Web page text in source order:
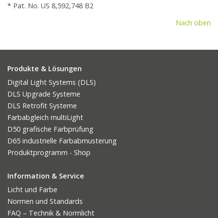
* Pat. No. US 8,592,748 B2
Nach oben
Produkte & Lösungen
Digital Light Systems (DLS)
DLS Upgrade Systeme
DLS Retrofit Systeme
Farbabgleich multiLight
D50 grafische Farbprüfung
D65 industrielle Farbabmusterung
Produktprogramm - Shop
Information & Service
Licht und Farbe
Normen und Standards
FAQ – Technik & Normlicht